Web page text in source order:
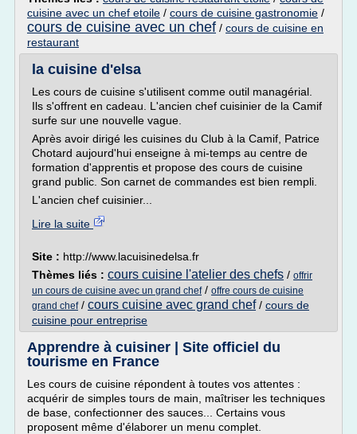
cuisine avec un chef etoile / cours de cuisine gastronomie /
cours de cuisine avec un chef / cours de cuisine en
restaurant
la cuisine d'elsa
Les cours de cuisine s'utilisent comme outil managérial.
Ils s'offrent en cadeau. L'ancien chef cuisinier de la Camif
surfe sur une nouvelle vague.
Après avoir dirigé les cuisines du Club à la Camif, Patrice
Chotard aujourd'hui enseigne à mi-temps au centre de
formation d'apprentis et propose des cours de cuisine
grand public. Son carnet de commandes est bien rempli.
L'ancien chef cuisinier...
Lire la suite
Site : http://www.lacuisinedelsa.fr
Thèmes liés : cours cuisine l'atelier des chefs / offrir
un cours de cuisine avec un grand chef/ offre cours de cuisine
grand chef/ cours cuisine avec grand chef/ cours de
cuisine pour entreprise
Apprendre à cuisiner | Site officiel du
tourisme en France
Les cours de cuisine répondent à toutes vos attentes :
acquérir de simples tours de main, maîtriser les techniques
de base, confectionner des sauces... Certains vous
proposent même d'élaborer un menu complet.